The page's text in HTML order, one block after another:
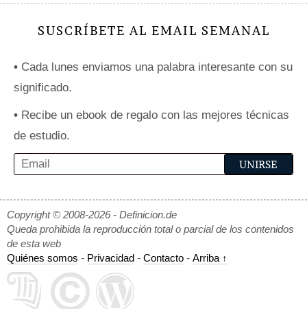
SUSCRÍBETE AL EMAIL SEMANAL
• Cada lunes enviamos una palabra interesante con su
significado.
• Recibe un ebook de regalo con las mejores técnicas
de estudio.
Copyright © 2008-2026 - Definicion.de
Queda prohibida la reproducción total o parcial de los contenidos
de esta web
Quiénes somos - Privacidad - Contacto - Arriba ↑